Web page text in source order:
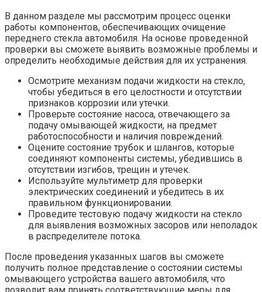
В данном разделе мы рассмотрим процесс оценки
работы компонентов, обеспечивающих очищение
переднего стекла автомобиля. На основе проведенной
проверки вы сможете выявить возможные проблемы и
определить необходимые действия для их устранения.
Осмотрите механизм подачи жидкости на стекло,
чтобы убедиться в его целостности и отсутствии
признаков коррозии или утечки.
Проверьте состояние насоса, отвечающего за
подачу омывающей жидкости, на предмет
работоспособности и наличия повреждений.
Оцените состояние трубок и шлангов, которые
соединяют компоненты системы, убедившись в
отсутствии изгибов, трещин и утечек.
Используйте мультиметр для проверки
электрических соединений и убедитесь в их
правильном функционировании.
Проведите тестовую подачу жидкости на стекло
для выявления возможных засоров или неполадок
в распределителе потока.
После проведения указанных шагов вы сможете
получить полное представление о состоянии системы
омывающего устройства вашего автомобиля, что
позволит вам принять соответствующие меры для